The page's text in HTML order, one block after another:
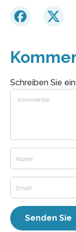
Schreiben Sie